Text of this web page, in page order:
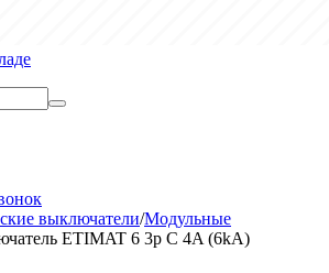
выключатели/Модульные
ETIMAT 6 3p C 4A (6kA)